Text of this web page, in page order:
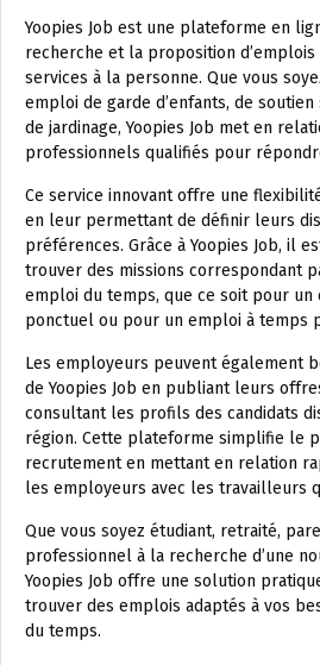
Yoopies Job est une plateforme en
recherche et la proposition d’emplois
services à la personne. Que vous
emploi de garde d’enfants, de
de jardinage, Yoopies Job met en
professionnels qualifiés pour
Ce service innovant offre une
en leur permettant de définir leurs
préférences. Grâce à Yoopies Job, il
trouver des missions correspondant
emploi du temps, que ce soit pour
ponctuel ou pour un emploi à temps
Les employeurs peuvent également
de Yoopies Job en publiant leurs
consultant les profils des candidats
région. Cette plateforme simplifie le
recrutement en mettant en relation
les employeurs avec les travailleurs
Que vous soyez étudiant, retraité,
professionnel à la recherche d’une
Yoopies Job offre une solution
trouver des emplois adaptés à vos
du temps.